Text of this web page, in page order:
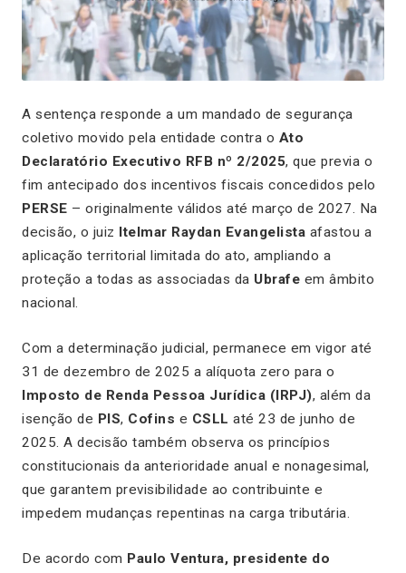
A sentença responde a um mandado de segurança
coletivo movido pela entidade contra o Ato
Declaratório Executivo RFB nº 2/2025, que previa o
fim antecipado dos incentivos fiscais concedidos pelo
PERSE – originalmente válidos até março de 2027. Na
decisão, o juiz Itelmar Raydan Evangelista afastou a
aplicação territorial limitada do ato, ampliando a
proteção a todas as associadas da Ubrafe em âmbito
nacional.
Com a determinação judicial, permanece em vigor até
31 de dezembro de 2025 a alíquota zero para o
Imposto de Renda Pessoa Jurídica (IRPJ), além da
isenção de PIS, Cofins e CSLL até 23 de junho de
2025. A decisão também observa os princípios
constitucionais da anterioridade anual e nonagesimal,
que garantem previsibilidade ao contribuinte e
impedem mudanças repentinas na carga tributária.
De acordo com Paulo Ventura, presidente do